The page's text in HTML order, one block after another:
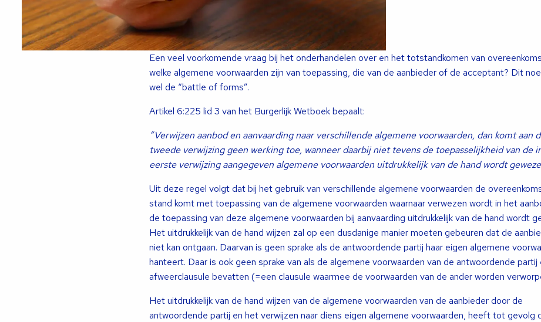
Een veel voorkomende vraag bij het onderhandelen over en het totstandkomen van
welke algemene voorwaarden zijn van toepassing, die van de aanbieder of de acceptant? Dit
wel de “battle of forms”.
Artikel 6:225 lid 3 van het Burgerlijk Wetboek bepaalt:
“Verwijzen aanbod en aanvaarding naar verschillende algemene voorwaarden, dan komt aan
tweede verwijzing geen werking toe, wanneer daarbij niet tevens de toepasselijkheid van de
eerste verwijzing aangegeven algemene voorwaarden uitdrukkelijk van de hand wordt
Uit deze regel volgt dat bij het gebruik van verschillende algemene voorwaarden de
stand komt met toepassing van de algemene voorwaarden waarnaar verwezen wordt in het
de toepassing van deze algemene voorwaarden bij aanvaarding uitdrukkelijk van de hand wordt
Het uitdrukkelijk van de hand wijzen zal op een dusdanige manier moeten gebeuren dat de
niet kan ontgaan. Daarvan is geen sprake als de antwoordende partij haar eigen algemene
hanteert. Daar is ook geen sprake van als de algemene voorwaarden van de antwoordende partij
afweerclausule bevatten (=een clausule waarmee de voorwaarden van de ander worden
Het uitdrukkelijk van de hand wijzen van de algemene voorwaarden van de aanbieder door de
antwoordende partij en het verwijzen naar diens eigen algemene voorwaarden, heeft tot gevolg